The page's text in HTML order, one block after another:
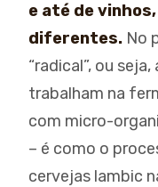
e até de
diferentes. No
“radical”, ou
trabalham na
com micro-
– é como o
cervejas lambic